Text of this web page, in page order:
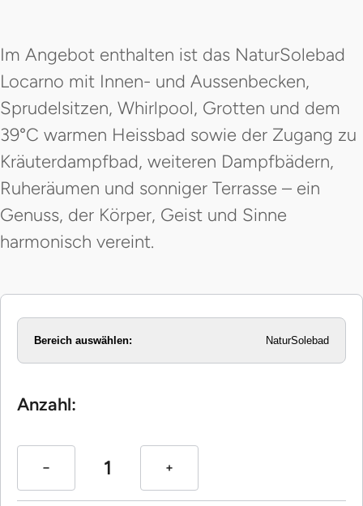
Im Angebot enthalten ist das NaturSolebad
Locarno mit Innen- und Aussenbecken,
Sprudelsitzen, Whirlpool, Grotten und dem
39°C warmen Heissbad sowie der Zugang zu
Kräuterdampfbad, weiteren Dampfbädern,
Ruheräumen und sonniger Terrasse – ein
Genuss, der Körper, Geist und Sinne
harmonisch vereint.
Bereich auswählen: NaturSolebad
Anzahl: